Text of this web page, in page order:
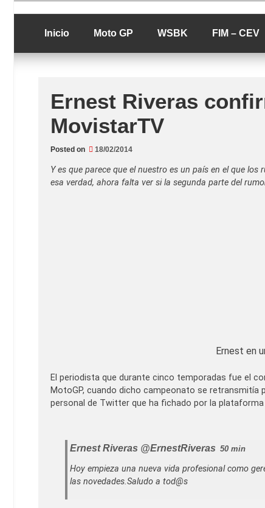
to
contentLucio Lopez GP
luciolopezgp
Inicio Moto GP WSBK FIM – CEV
Ernest Riveras
MovistarTV
Posted on 18/02/2014
Y es que parece que el nuestro es un país en el que
esa verdad, ahora falta ver si la segunda parte del
Ernest en
El periodista que durante cinco temporadas fue el
MotoGP, cuando dicho campeonato se retransmitía
personal de Twitter que ha fichado por la
Ernest Riveras ‏@ErnestRiveras 50 min
Hoy empieza una nueva vida profesional como
las novedades.Saludo a tod@s